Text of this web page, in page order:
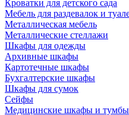
Кроватки для детского сада
Мебель для раздевалок и
Металлическая мебель
Металлические стеллажи
Шкафы для одежды
Архивные шкафы
Картотечные шкафы
Бухгалтерские шкафы
Шкафы для сумок
Сейфы
Медицинские шкафы и тумбы